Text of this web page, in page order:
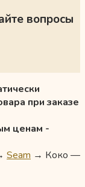
вопросы
при заказе
ценам -
Seam → Коко —